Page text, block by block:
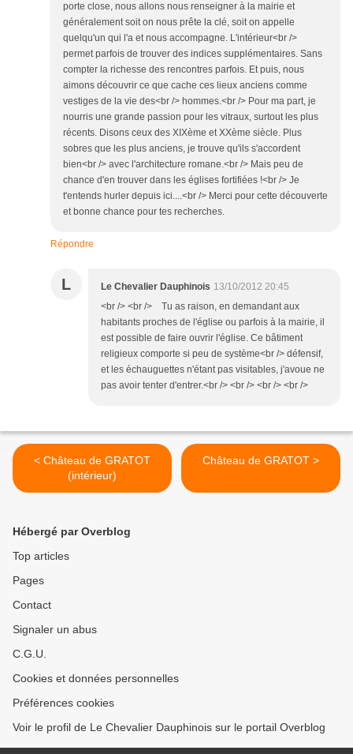
porte close, nous allons nous renseigner à la mairie et
généralement soit on nous prête la clé, soit on appelle
quelqu'un qui l'a et nous accompagne. L'intérieur<br />
permet parfois de trouver des indices supplémentaires. Sans
compter la richesse des rencontres parfois. Et puis, nous
aimons découvrir ce que cache ces lieux anciens comme
vestiges de la vie des<br /> hommes.<br /> Pour ma part, je
nourris une grande passion pour les vitraux, surtout les plus
récents. Disons ceux des XIXème et XXème siècle. Plus
sobres que les plus anciens, je trouve qu'ils s'accordent
bien<br /> avec l'architecture romane.<br /> Mais peu de
chance d'en trouver dans les églises fortifiées !<br /> Je
t'entends hurler depuis ici....<br /> Merci pour cette découverte
et bonne chance pour tes recherches.
Répondre
L Le Chevalier Dauphinois 13/10/2012 20:45
<br /> <br /> Tu as raison, en demandant aux
habitants proches de l'église ou parfois à la mairie, il
est possible de faire ouvrir l'église. Ce bâtiment
religieux comporte si peu de système<br /> défensif,
et les échauguettes n'étant pas visitables, j'avoue ne
pas avoir tenter d'entrer.<br /> <br /> <br /> <br />
< Château de GRATOT
(intérieur)
Château de GRATOT >
Hébergé par Overblog
Top articles
Pages
Contact
Signaler un abus
C.G.U.
Cookies et données personnelles
Préférences cookies
Voir le profil de Le Chevalier Dauphinois sur le portail Overblog